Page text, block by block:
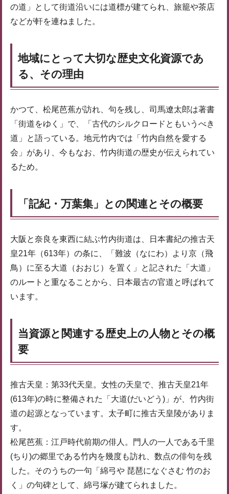
の道」として街道沿いには道標が建てられ、旅籠や茶店
などが軒を連ねました。
地域にとって大切な歴史文化資源であ
る、その理由
かつて、松尾芭蕉が訪れ、句を残し、司馬遼太郎は著書
「街道をゆく」で、「古代のシルクロードともいうべき
道」と語っている。地元竹内では「竹内自然を愛する
会」があり、今もなお、竹内街道の歴史が伝えられてい
るため。
「記紀・万葉集」との関連とその概要
大阪と奈良を東西に結ぶ竹内街道は、日本書紀の推古天
皇21年（613年）の条に、「難波（なにわ）より京（飛
鳥）に至る大道（おおじ）を置く」と記された「大道」
のルートと重なることから、日本最古の官道と呼ばれて
います。
当資源と関連する歴史上の人物とその概
要
推古天皇：第33代天皇。女性の天皇で、推古天皇21年
(613年)の時に整備された「大道(だいどう)」が、竹内街
道の起源となっています。太子町に推古天皇陵がありま
す。
松尾芭蕉：江戸時代前期の俳人。門人の一人である千里
(ちり)の郷里である竹内を幾度も訪れ、数点の俳句を残
した。そのうちの一句「綿弓や 琵琶になぐさむ 竹のお
く」の句碑として、綿弓塚が建てられました。